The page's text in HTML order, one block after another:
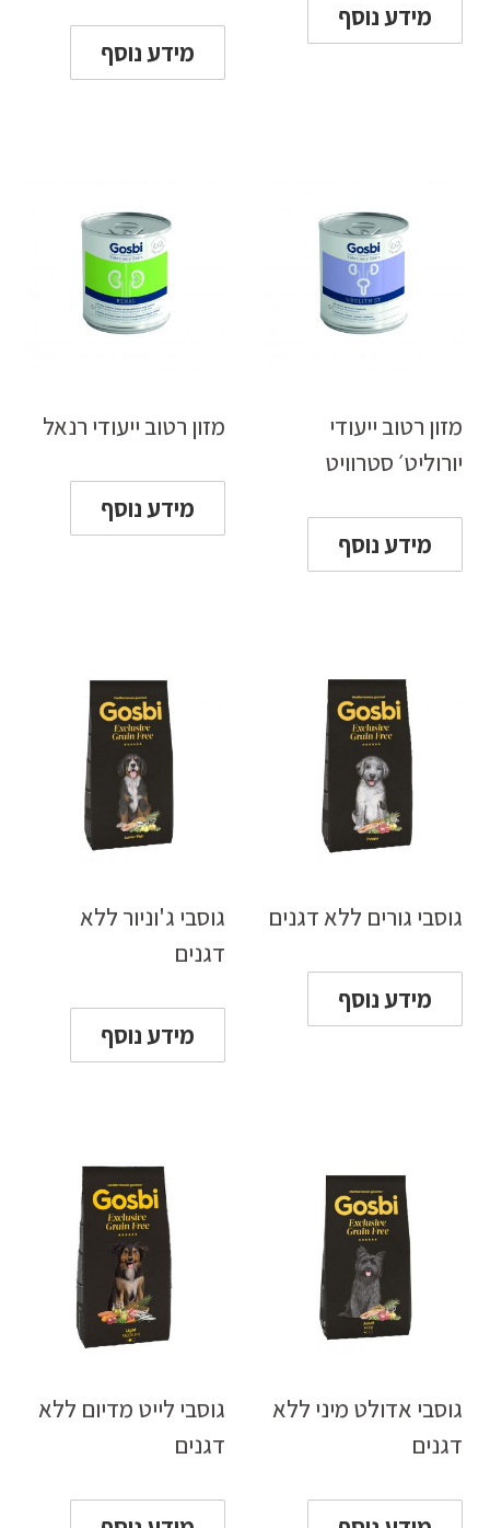
מידע נוסף
מידע נוסף
מזון רטוב ייעודי
יורוליט׳ סטרוויט
מידע נוסף
מזון רטוב ייעודי רנאל
מידע נוסף
גוסבי גורים ללא דגנים
מידע נוסף
גוסבי ג'וניור ללא
דגנים
מידע נוסף
גוסבי אדולט מיני ללא
דגנים
גוסבי לייט מדיום ללא
דגנים